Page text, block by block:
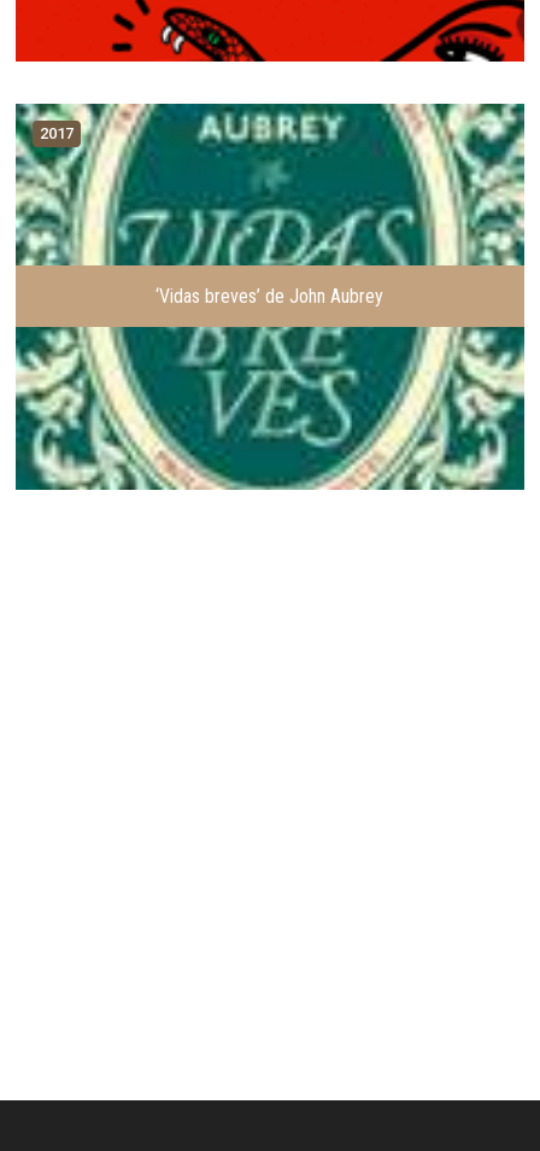
2017
‘Vidas breves’ de John Aubrey